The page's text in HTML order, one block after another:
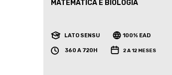
MATEMÁTICA E BIOLOGIA
LATO SENSU 100% EAD
360 A 720H 2 A 12 MESES